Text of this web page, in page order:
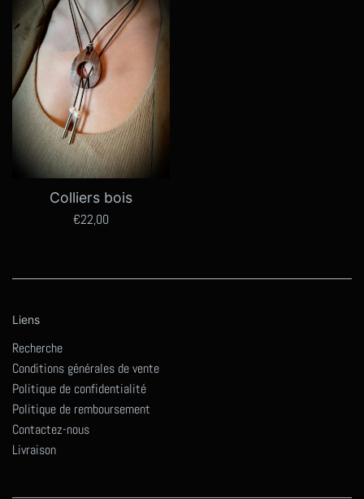
Colliers bois
Prix
€22,00
Liens
Recherche
Conditions générales de vente
Politique de confidentialité
Politique de remboursement
Contactez-nous
Livraison